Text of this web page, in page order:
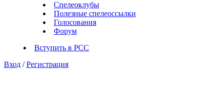
Спелеоклубы
Полезные спелеоссылки
Голосования
Форум
Вступить в РСС
Вход / Регистрация